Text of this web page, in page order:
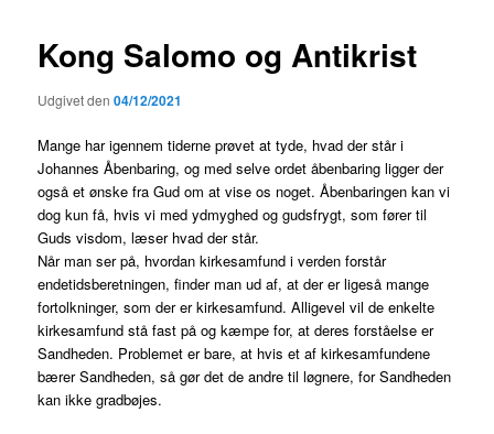
Kong Salomo og Antikrist
Udgivet den04/12/2021
Mange har igennem tiderne prøvet at tyde, hvad der står i
Johannes Åbenbaring, og med selve ordet åbenbaring ligger der
også et ønske fra Gud om at vise os noget. Åbenbaringen kan vi
dog kun få, hvis vi med ydmyghed og gudsfrygt, som fører til
Guds visdom, læser hvad der står.
Når man ser på, hvordan kirkesamfund i verden forstår
endetidsberetningen, finder man ud af, at der er ligeså mange
fortolkninger, som der er kirkesamfund. Alligevel vil de enkelte
kirkesamfund stå fast på og kæmpe for, at deres forståelse er
Sandheden. Problemet er bare, at hvis et af kirkesamfundene
bærer Sandheden, så gør det de andre til løgnere, for Sandheden
kan ikke gradbøjes.